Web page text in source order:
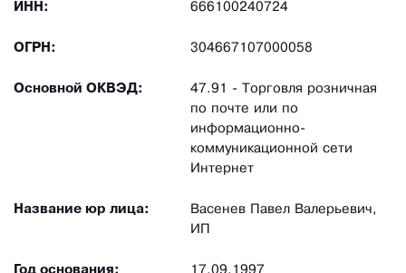
ИНН: 666100240724
ОГРН: 304667107000058
Основной ОКВЭД:
47.91 - Торговля розничная
по почте или по
информационно-
коммуникационной сети
Интернет
Название юр лица:
Васенев Павел Валерьевич,
ИП